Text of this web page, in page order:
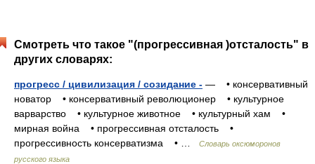
Смотреть что такое "(прогрессивная )отсталость" в
других словарях:
прогресс / цивилизация / созидание - — • консервативный
новатор • консервативный революционер • культурное
варварство • культурное животное • культурный хам •
мирная война • прогрессивная отсталость •
прогрессивность консерватизма • …
Словарь оксюморонов
русского языка